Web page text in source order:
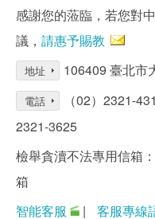
感謝您的蒞臨，若您對
議， 請惠予賜教
地址 106409 臺北市
電話
（02）2321-
2321-3625
檢舉貪瀆不法專用信箱
箱
智能客服
| 客服專線